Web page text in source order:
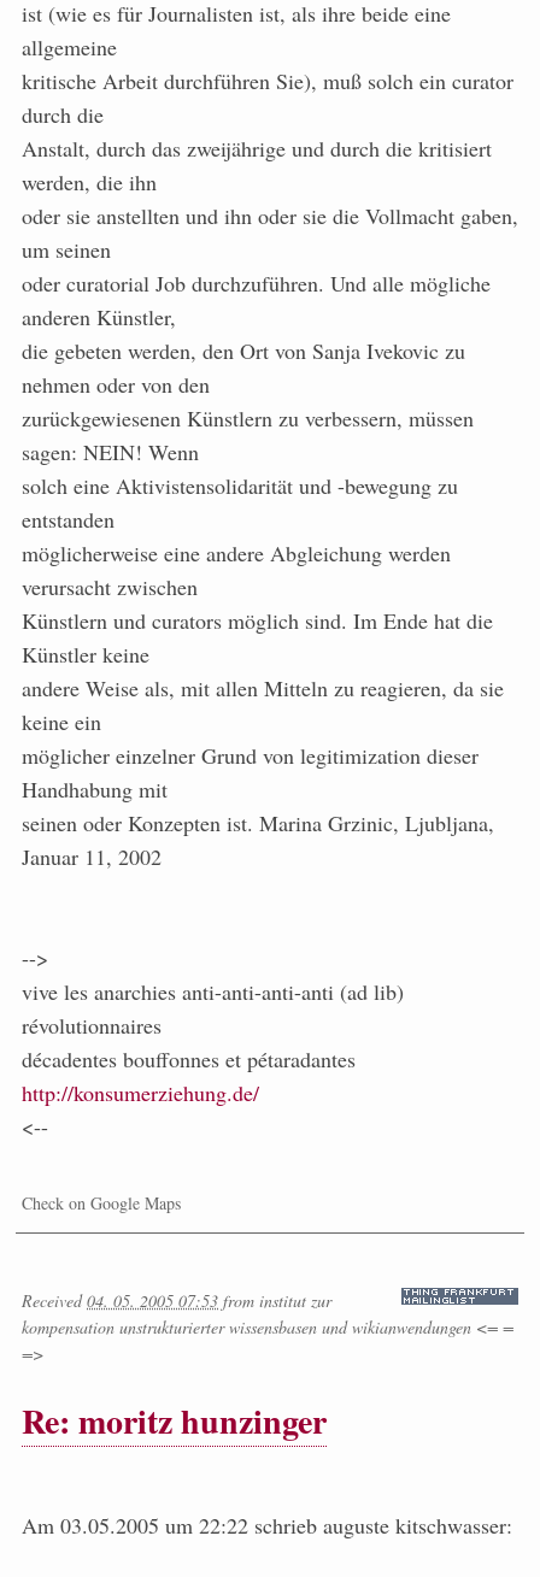
ist (wie es für Journalisten ist, als ihre beide eine
allgemeine
kritische Arbeit durchführen Sie), muß solch ein curator
durch die
Anstalt, durch das zweijährige und durch die kritisiert
werden, die ihn
oder sie anstellten und ihn oder sie die Vollmacht gaben,
um seinen
oder curatorial Job durchzuführen. Und alle mögliche
anderen Künstler,
die gebeten werden, den Ort von Sanja Ivekovic zu
nehmen oder von den
zurückgewiesenen Künstlern zu verbessern, müssen
sagen: NEIN! Wenn
solch eine Aktivistensolidarität und -bewegung zu
entstanden
möglicherweise eine andere Abgleichung werden
verursacht zwischen
Künstlern und curators möglich sind. Im Ende hat die
Künstler keine
andere Weise als, mit allen Mitteln zu reagieren, da sie
keine ein
möglicher einzelner Grund von legitimization dieser
Handhabung mit
seinen oder Konzepten ist. Marina Grzinic, Ljubljana,
Januar 11, 2002
-->
vive les anarchies anti-anti-anti-anti (ad lib)
révolutionnaires
décadentes bouffonnes et pétaradantes
http://konsumerziehung.de/
<--
Check on Google Maps
Received04. 05. 2005 07:53 from institut zur
kompensation unstrukturierter wissensbasen und wikianwendungen <= =
=>
Re: moritz hunzinger
Am 03.05.2005 um 22:22 schrieb auguste kitschwasser: